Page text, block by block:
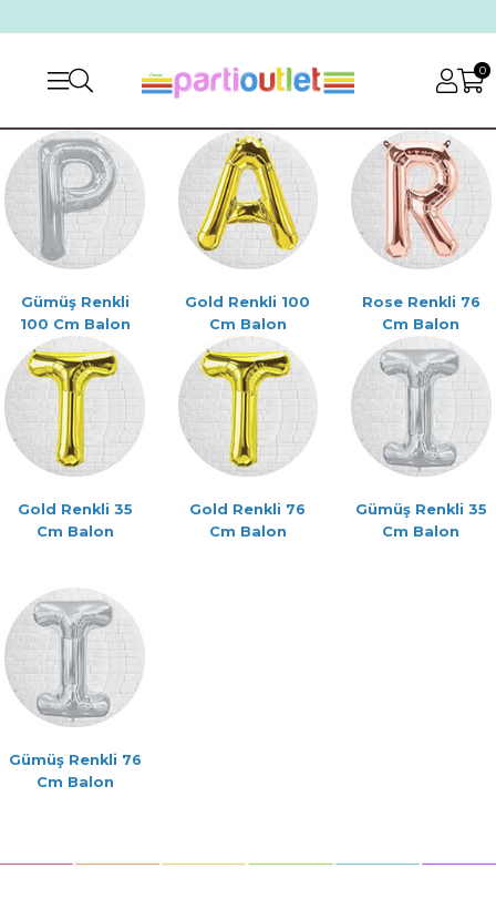
0
Gümüş Renkli
100 Cm Balon
Gold Renkli 100
Cm Balon
Rose Renkli 76
Cm Balon
Gold Renkli 35
Cm Balon
Gold Renkli 76
Cm Balon
Gümüş Renkli 35
Cm Balon
Gümüş Renkli 76
Cm Balon